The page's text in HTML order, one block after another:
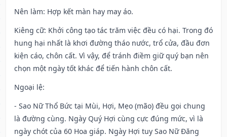
Nên làm: Hợp kết màn hay may áo.
Kiêng cữ: Khởi công tạo tác trăm việc đều có hại. Trong đó
hung hại nhất là khơi đường tháo nước, trổ cửa, đầu đơn
kiện cáo, chôn cất. Vì vậy, để tránh điềm giữ quý bạn nên
chọn một ngày tốt khác để tiến hành chôn cất.
Ngoại lệ:
- Sao Nữ Thổ Bức tại Mùi, Hợi, Mẹo (mão) đều gọi chung
là đường cùng. Ngày Quý Hợi cùng cực đúng mức, vì là
ngày chót của 60 Hoa giáp. Ngày Hợi tuy Sao Nữ Đăng